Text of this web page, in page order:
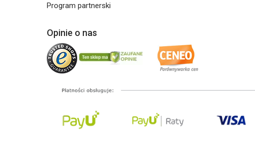
Program partnerski
Opinie o nas